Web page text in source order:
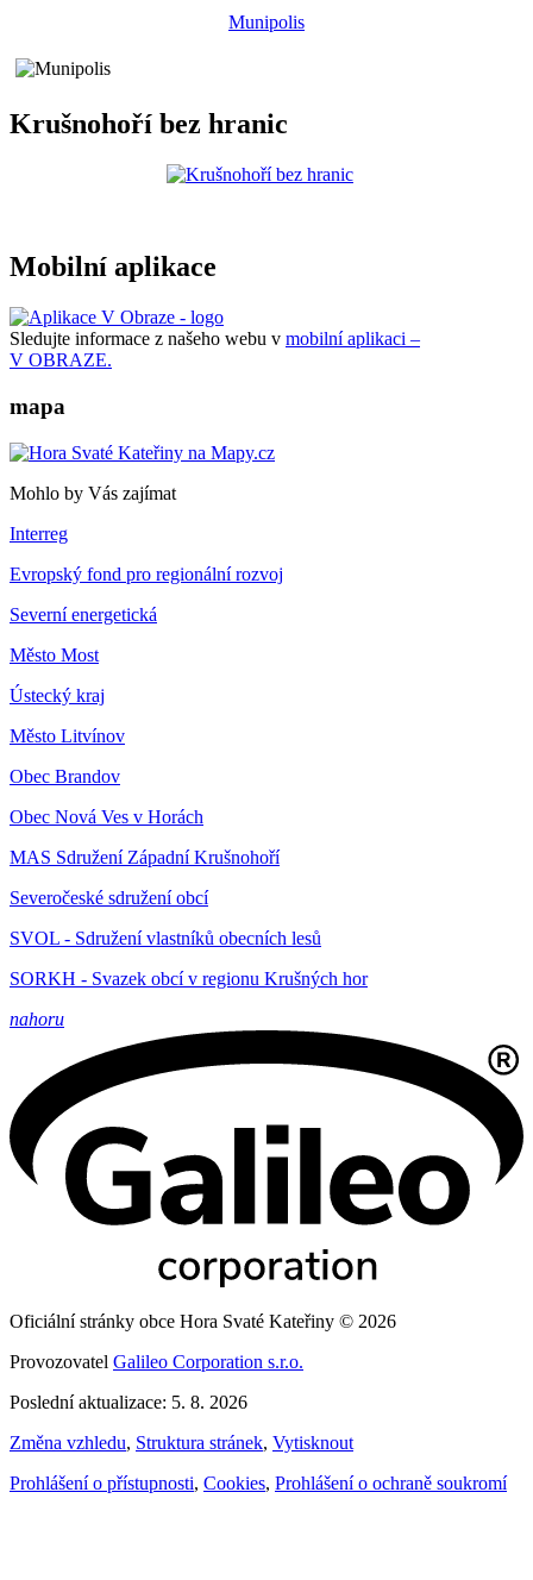
Munipolis
Krušnohoří bez hranic
Mobilní aplikace
Sledujte informace z našeho webu v mobilní aplikaci –
V OBRAZE.
mapa
Mohlo by Vás zajímat
Interreg
Evropský fond pro regionální rozvoj
Severní energetická
Město Most
Ústecký kraj
Město Litvínov
Obec Brandov
Obec Nová Ves v Horách
MAS Sdružení Západní Krušnohoří
Severočeské sdružení obcí
SVOL - Sdružení vlastníků obecních lesů
SORKH - Svazek obcí v regionu Krušných hor
nahoru
Oficiální stránky obce Hora Svaté Kateřiny © 2026
Provozovatel Galileo Corporation s.r.o.
Poslední aktualizace: 5. 8. 2026
Změna vzhledu, Struktura stránek, Vytisknout
Prohlášení o přístupnosti, Cookies, Prohlášení o ochraně soukromí